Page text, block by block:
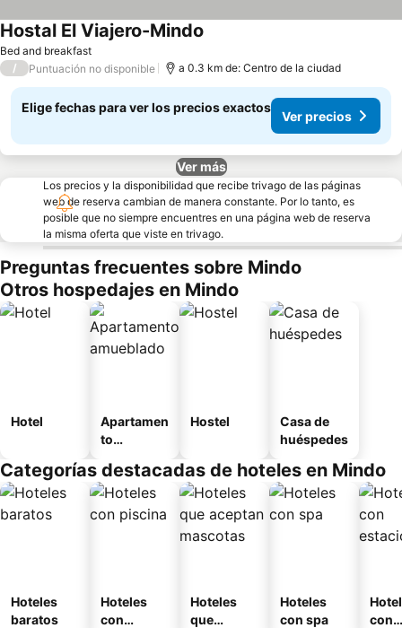
Bed and breakfast
Hostal El Viajero-Mindo
/ Puntuación no disponible a 0.3 km de: Centro de la ciudad
Elige fechas para ver los precios exactos
Ver precios
Ver más
Los precios y la disponibilidad que recibe trivago de las páginas
web de reserva cambian de manera constante. Por lo tanto, es
posible que no siempre encuentres en una página web de reserva
la misma oferta que viste en trivago.
Preguntas frecuentes sobre Mindo
Otros hospedajes en Mindo
Hotel
Apartamen
to
o
Hostel
Casa de
huéspedes
Categorías destacadas de hoteles en Mindo
Hoteles
baratos
Hoteles
con
Hoteles
que
Hoteles
con spa
con